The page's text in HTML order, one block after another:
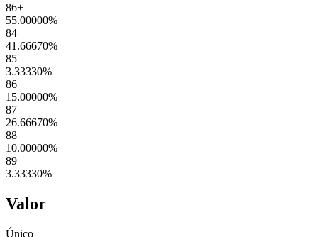
86+
55.00000%
84
41.66670%
85
3.33330%
86
15.00000%
87
26.66670%
88
10.00000%
89
3.33330%
Valor
Único